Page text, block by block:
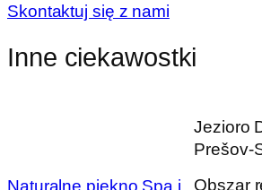
Skontaktuj się z nami
Inne ciekawostki
Naturalne piękno Spa i
Jezioro
Prešov-
Obszar